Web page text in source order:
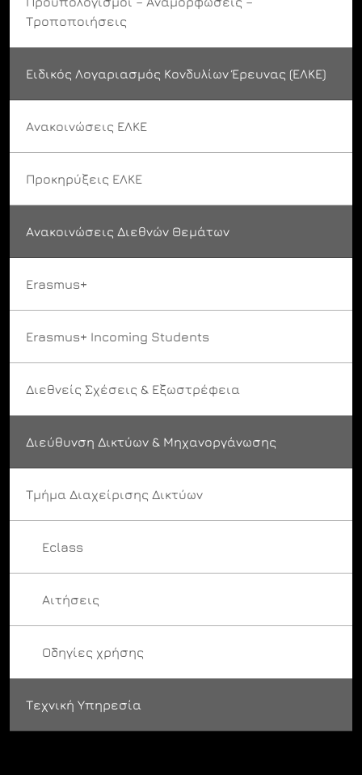
Τροποποιήσεις
Ειδικός Λογαριασμός Κονδυλίων Έρευνας (ΕΛΚΕ)
Ανακοινώσεις ΕΛΚΕ
Προκηρύξεις ΕΛΚΕ
Ανακοινώσεις Διεθνών Θεμάτων
Erasmus+
Erasmus+ Incoming Students
Διεθνείς Σχέσεις & Εξωστρέφεια
Διεύθυνση Δικτύων & Μηχανοργάνωσης
Τμήμα Διαχείρισης Δικτύων
Eclass
Αιτήσεις
Οδηγίες χρήσης
Τεχνική Υπηρεσία